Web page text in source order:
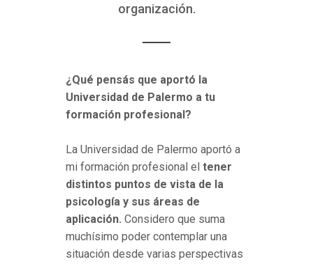
organización.
¿Qué pensás que aportó la
Universidad de Palermo a tu
formación profesional?
La Universidad de Palermo aportó a
mi formación profesional el tener
distintos puntos de vista de la
psicología y sus áreas de
aplicación. Considero que suma
muchísimo poder contemplar una
situación desde varias perspectivas